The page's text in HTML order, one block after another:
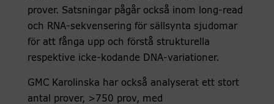
prover. Satsningar pågår också inom long-read
och RNA-sekvensering för sällsynta sjudomar
för att fånga upp och förstå strukturella
respektive icke-kodande DNA-variationer.
GMC Karolinska har också analyserat ett stort
antal prover, >750 prov, med